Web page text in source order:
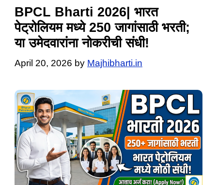
BPCL Bharti 2026| भारत
पेट्रोलियम मध्ये 250 जागांसाठी भरती;
या उमेदवारांना नोकरीची संधी!
April 20, 2026 by Majhibharti.in